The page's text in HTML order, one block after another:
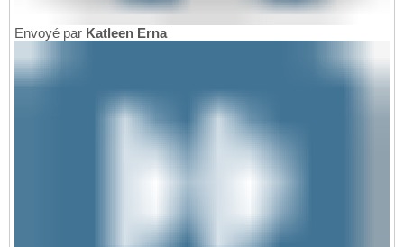
Envoyé par Katleen Erna